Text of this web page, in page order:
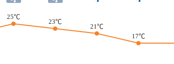
25℃
23℃
21℃
17℃